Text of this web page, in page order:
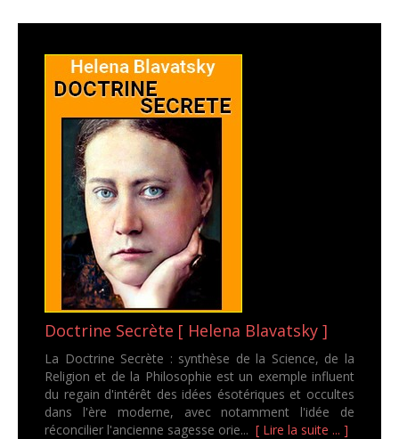
Doctrine Secrète [ Helena Blavatsky ]
La Doctrine Secrète : synthèse de la Science, de la
Religion et de la Philosophie est un exemple influent
du regain d'intérêt des idées ésotériques et occultes
dans l'ère moderne, avec notamment l'idée de
réconcilier l'ancienne sagesse orie... [ Lire la suite ... ]